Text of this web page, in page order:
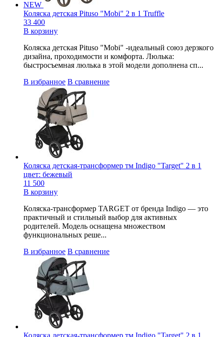
NEW
Коляска детская Pituso "Mobi" 2 в 1 Truffle
33 400
В корзину
Коляска детская Pituso "Mobi" -идеальный союз дерзкого
дизайна, проходимости и комфорта. Люлька:
быстросъемная люлька в этой модели дополнена сп...
В избранное В сравнение
Коляска детская-трансформер тм Indigo "Target" 2 в 1
цвет: бежевый
11 500
В корзину
Коляска-трансформер TARGET от бренда Indigo — это
практичный и стильный выбор для активных
родителей. Модель оснащена множеством
функциональных реше...
В избранное В сравнение